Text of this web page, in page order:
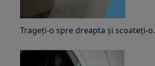
Trageți-o spre dreapta și scoateți-o.